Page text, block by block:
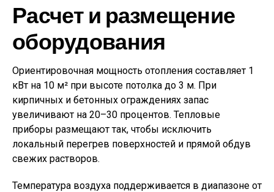
Расчет и размещение
оборудования
Ориентировочная мощность отопления составляет 1
кВт на 10 м² при высоте потолка до 3 м. При
кирпичных и бетонных ограждениях запас
увеличивают на 20–30 процентов. Тепловые
приборы размещают так, чтобы исключить
локальный перегрев поверхностей и прямой обдув
свежих растворов.
Температура воздуха поддерживается в диапазоне от